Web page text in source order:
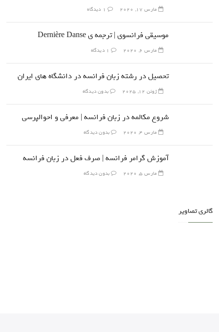
مارس 17, 2020 1 دیدگاه
موسیقی فرانسوی | ترجمه ی Dernière Danse
مارس 6, 2020 1 دیدگاه
تحصیل در رشته زبان فرانسه در دانشگاه های ایران
ژوئن 12, 2025 بدون دیدگاه
شروع مکالمه در زبان فرانسه | معرفی و احوالپرسی
مارس 4, 2020 بدون دیدگاه
آموزش گرامر فرانسه | صرف فعل در زبان فرانسه
مارس 5, 2020 بدون دیدگاه
گالری تصاویر